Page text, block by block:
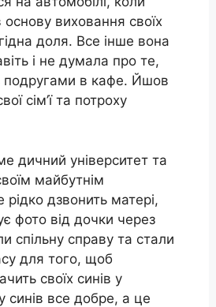
виховання своїх
доля. Все інше вона
і не думала про те,
подругами в кафе. Йшов
сім’ї та потроху
дичний університет та
майбутнім
дзвонить матері,
фото від дочки через
спільну справу та стали
для того, щоб
своїх синів у
синів все добре, а це